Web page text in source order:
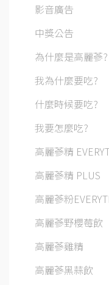
影音廣告
中獎公告
為什麼是高麗蔘?
我為什麼要吃?
什麼時候要吃?
我要怎麼吃?
高麗蔘精
高麗蔘精 PLUS
高麗蔘粉
高麗蔘野櫻莓飲
高麗蔘雞精
高麗蔘黑蒜飲